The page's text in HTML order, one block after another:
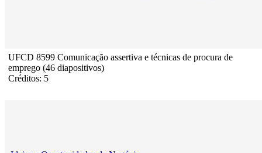
UFCD 8599 Comunicação assertiva e técnicas de procura de
emprego (46 diapositivos)
Créditos: 5